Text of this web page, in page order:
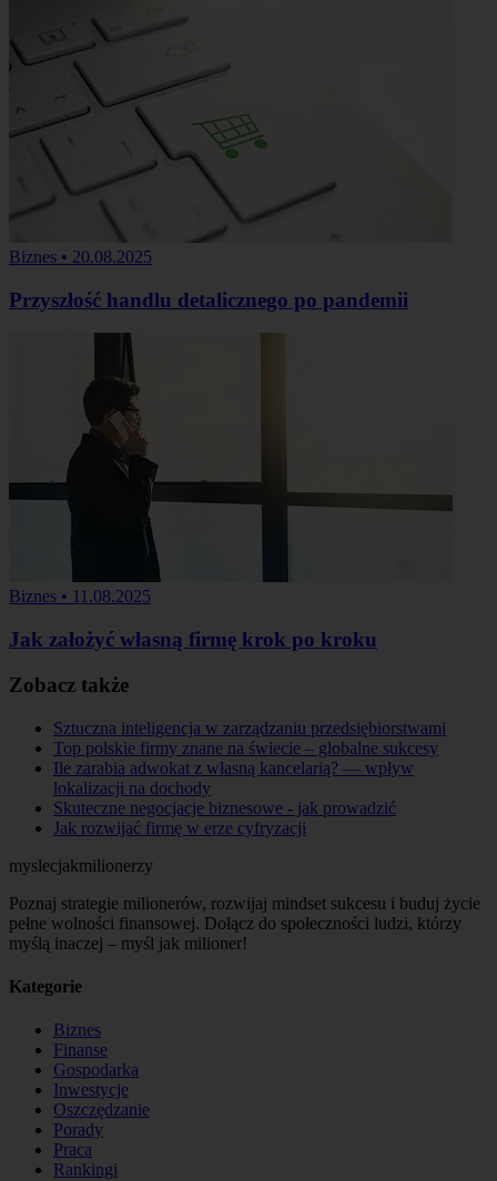
Biznes • 20.08.2025
Przyszłość handlu detalicznego po pandemii
Biznes • 11.08.2025
Jak założyć własną firmę krok po kroku
Zobacz także
Sztuczna inteligencja w zarządzaniu przedsiębiorstwami
Top polskie firmy znane na świecie – globalne sukcesy
Ile zarabia adwokat z własną kancelarią? — wpływ
lokalizacji na dochody
Skuteczne negocjacje biznesowe - jak prowadzić
Jak rozwijać firmę w erze cyfryzacji
myslecjakmilionerzy
Poznaj strategie milionerów, rozwijaj mindset sukcesu i buduj życie
pełne wolności finansowej. Dołącz do społeczności ludzi, którzy
myślą inaczej – myśl jak milioner!
Kategorie
Biznes
Finanse
Gospodarka
Inwestycje
Oszczędzanie
Porady
Praca
Rankingi